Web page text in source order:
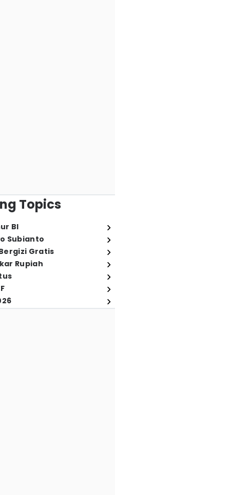
Topics
BI
Subianto
Gratis
Rupiah